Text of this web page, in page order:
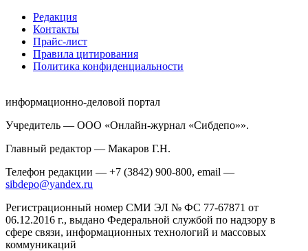
Редакция
Контакты
Прайс-лист
Правила цитирования
Политика конфиденциальности
информационно-деловой портал
Учредитель — ООО «Онлайн-журнал «Сибдепо»».
Главный редактор — Макаров Г.Н.
Телефон редакции — +7 (3842) 900-800, email —
sibdepo@yandex.ru
Регистрационный номер СМИ ЭЛ № ФС 77-67871 от
06.12.2016 г., выдано Федеральной службой по надзору в
сфере связи, информационных технологий и массовых
коммуникаций